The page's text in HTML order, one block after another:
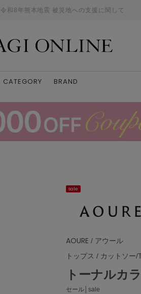
令和8年熊本地震 被災地への支援に関して
CATEGORY BRAND
sale
AOURE / アウール
トップス / カットソー/
トーナルカ
セール│sale
XL: △